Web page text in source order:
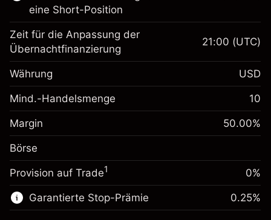
Margin. Ihre Investition
$1,000.00
Anpassung der
Übernachtfinanzierung
fremdfinanzierten
(-$1.23)
Positionsgröße mit Hebelwirkung
~$2,000.00
Geld aus Hebelwirkung ~
eine Short-Position
Margin. Ihre Investition
$1,000.00
Anpassung der
Gebühren aus
fremdfinanzierten
Positionswert
%
($0.27)
Positionsgröße mit Hebelwirkung
Zeit für die Anpassung der
Übernachtfinanzierung
21:00 (UTC)
Währung USD
Mind.-Handelsmenge 10
Margin 50.00%
Börse
Provision auf Trade1 0%
Garantierte Stop-Prämie 0.25%